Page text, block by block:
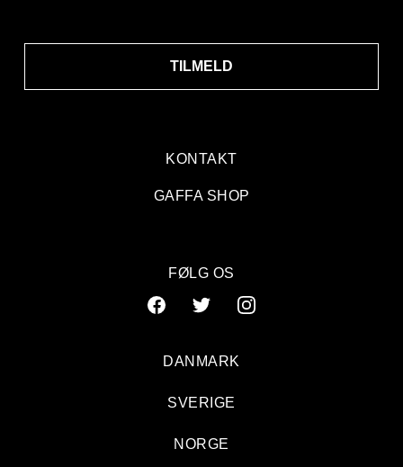
KONTAKT
GAFFA SHOP
TILMELD
FØLG OS
DANMARK
SVERIGE
NORGE